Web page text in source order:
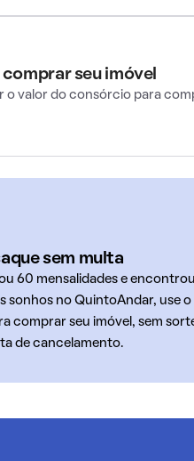
seu imóvel
o valor do consórcio para
sem multa
60 mensalidades e
sonhos no QuintoAndar, use o
comprar seu imóvel, sem
de cancelamento.